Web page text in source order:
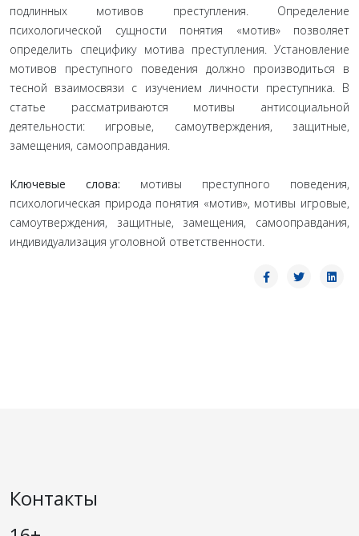
подлинных мотивов преступления. Определение
психологической сущности понятия «мотив» позволяет
определить специфику мотива преступления. Установление
мотивов преступного поведения должно производиться в
тесной взаимосвязи с изучением личности преступника. В
статье рассматриваются мотивы антисоциальной
деятельности: игровые, самоутверждения, защитные,
замещения, самооправдания.
Ключевые слова: мотивы преступного поведения,
психологическая природа понятия «мотив», мотивы игровые,
самоутверждения, защитные, замещения, самооправдания,
индивидуализация уголовной ответственности.
Контакты